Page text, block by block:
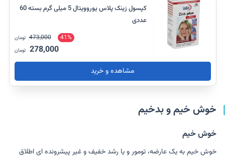
کپسول زینک پلاس یوروویتال 5 میلی گرم بسته 60
عددی
41%
473,000 تومان
278,000 تومان
مشاهده و خرید
خوش خیم و بدخیم
خوش خیم
خوش خیم به یک عارضه، تومور و یا رشد خفیف و غیر پیشرونده ای اطلاق